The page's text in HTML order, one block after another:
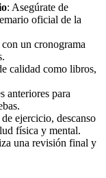
: Asegúrate de
oficial de la
un cronograma
calidad como libros,
anteriores para
ejercicio, descanso
física y mental.
una revisión final y